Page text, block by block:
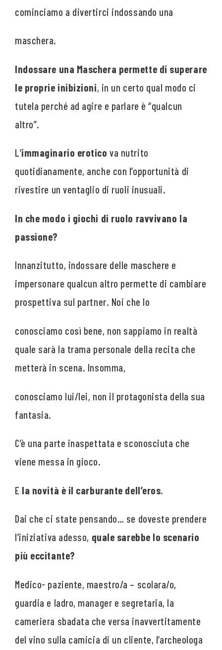
cominciamo a divertirci indossando una
maschera.
Indossare una Maschera permette di superare
le proprie inibizioni, in un certo qual modo ci
tutela perché ad agire e parlare è “qualcun
altro”.
L’immaginario erotico va nutrito
quotidianamente, anche con l’opportunità di
rivestire un ventaglio di ruoli inusuali.
In che modo i giochi di ruolo ravvivano la
passione?
Innanzitutto, indossare delle maschere e
impersonare qualcun altro permette di cambiare
prospettiva sul partner. Noi che lo
conosciamo così bene, non sappiamo in realtà
quale sarà la trama personale della recita che
metterà in scena. Insomma,
conosciamo lui/lei, non il protagonista della sua
fantasia.
C’è una parte inaspettata e sconosciuta che
viene messa in gioco.
E la novità è il carburante dell’eros.
Dai che ci state pensando… se doveste prendere
l’iniziativa adesso, quale sarebbe lo scenario
più eccitante?
Medico- paziente, maestro/a – scolara/o,
guardia e ladro, manager e segretaria, la
cameriera sbadata che versa inavvertitamente
del vino sulla camicia di un cliente, l’archeologa